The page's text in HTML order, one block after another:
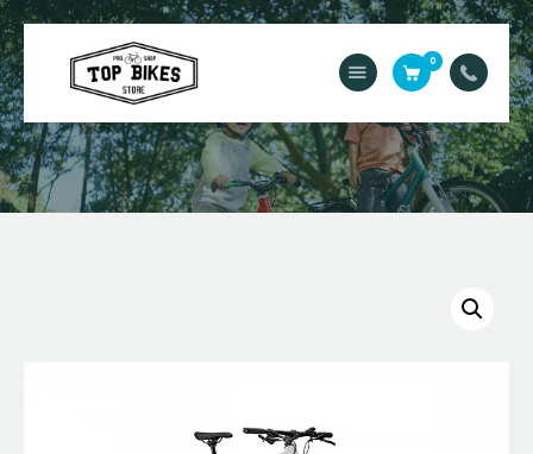
0
Acasă
Service
Contact